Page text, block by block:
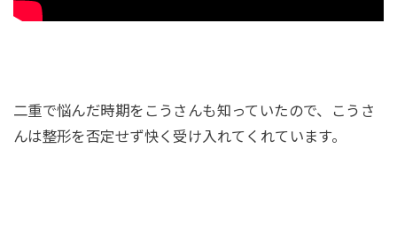
二重で悩んだ時期をこうさんも知っていたので、こうさ
んは整形を否定せず快く受け入れてくれています。